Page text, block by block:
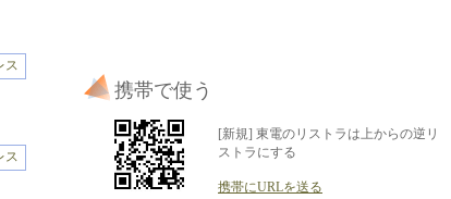
ス
ス
携帯で使う
[新規] 東電のリストラは上からの逆リ
ストラにする
携帯にURLを送る